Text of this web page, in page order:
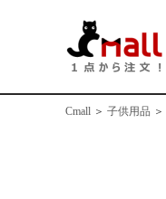
Cmall ＞ 子供用品 ＞